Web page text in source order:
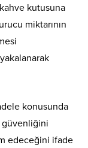
kutusuna
miktarının
konusunda
güvenliğini
edeceğini ifade